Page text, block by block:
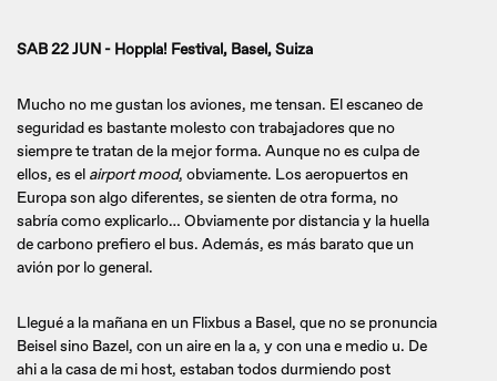
SAB 22 JUN - Hoppla! Festival, Basel, Suiza
Mucho no me gustan los aviones, me tensan. El escaneo de
seguridad es bastante molesto con trabajadores que no
siempre te tratan de la mejor forma. Aunque no es culpa de
ellos, es el airport mood, obviamente. Los aeropuertos en
Europa son algo diferentes, se sienten de otra forma, no
sabría como explicarlo… Obviamente por distancia y la huella
de carbono prefiero el bus. Además, es más barato que un
avión por lo general.
Llegué a la mañana en un Flixbus a Basel, que no se pronuncia
Beisel sino Bazel, con un aire en la a, y con una e medio u. De
ahi a la casa de mi host, estaban todos durmiendo post